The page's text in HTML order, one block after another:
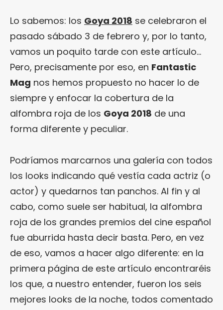
Lo sabemos: los Goya 2018 se celebraron el
pasado sábado 3 de febrero y, por lo tanto,
vamos un poquito tarde con este artículo…
Pero, precisamente por eso, en Fantastic
Mag nos hemos propuesto no hacer lo de
siempre y enfocar la cobertura de la
alfombra roja de los Goya 2018 de una
forma diferente y peculiar.
Podríamos marcarnos una galería con todos
los looks indicando qué vestía cada actriz (o
actor) y quedarnos tan panchos. Al fin y al
cabo, como suele ser habitual, la alfombra
roja de los grandes premios del cine español
fue aburrida hasta decir basta. Pero, en vez
de eso, vamos a hacer algo diferente: en la
primera página de este artículo encontraréis
los que, a nuestro entender, fueron los seis
mejores looks de la noche, todos comentado